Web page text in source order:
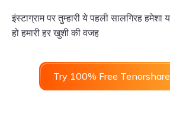
इंस्टाग्राम पर तुम्हारी ये पहली सालगिरह हमेशा
हो हमारी हर खुशी की वजह
Try 100% Free